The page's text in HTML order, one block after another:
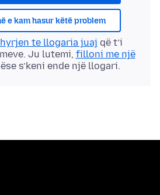
e kam hasur këtë problem
te llogaria juaj që t’i
Ju lutemi, filloni me një
s’keni ende një llogari.